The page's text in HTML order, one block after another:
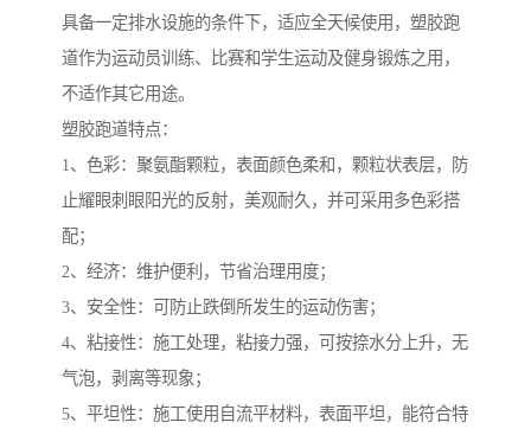
具备一定排水设施的条件下，适应全天候使用，塑胶跑
道作为运动员训练、比赛和学生运动及健身锻炼之用，
不适作其它用途。
塑胶跑道特点：
1、色彩：聚氨酯颗粒，表面颜色柔和，颗粒状表层，防
止耀眼刺眼阳光的反射，美观耐久，并可采用多色彩搭
配；
2、经济：维护便利，节省治理用度；
3、安全性：可防止跌倒所发生的运动伤害；
4、粘接性：施工处理，粘接力强，可按捺水分上升，无
气泡，剥离等现象；
5、平坦性：施工使用自流平材料，表面平坦，能符合特